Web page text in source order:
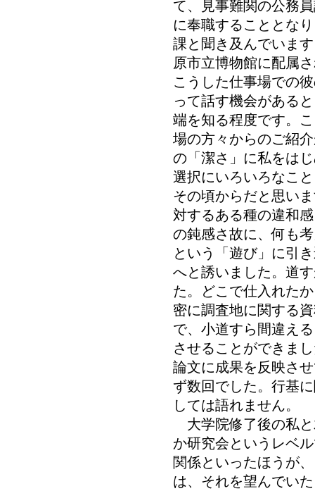
て、見事難関の公務
に奉職することとな
課と聞き及んでいま
原市立博物館に配属
こうした仕事場での
って話す機会がある
端を知る程度です。
場の方々からのご紹
の「潔さ」に私をは
選択にいろいろなこ
その頃からだと思い
対するある種の違和
の鈍感さ故に、何も
という「遊び」に引
へと誘いました。道
た。どこで仕入れた
密に調査地に関する
で、小道すら間違え
させることができま
論文に成果を反映さ
ず数回でした。行基
しては語れません。
大学院修了後の私
か研究会というレベ
関係といったほうが
は、それを望んでい